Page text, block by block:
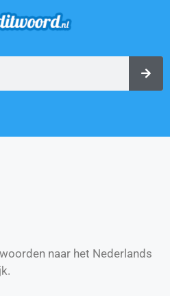
naar het Nederlands